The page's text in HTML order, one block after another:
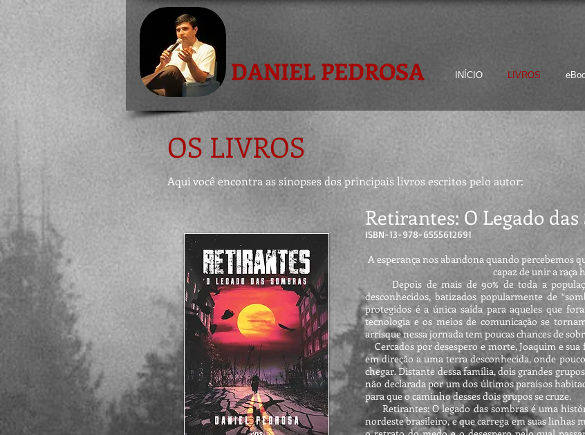
INÍCIO LIVROS
DANIEL PEDROSA
OS LIVROS
Aqui você encontra as sinopses dos principais livros escritos pelo autor:
Retirantes: O Legado das
ISBN-13-978-6555612691
A esperança nos abandona quando percebemos
capaz de unir a raça
Depois de mais de 90% de toda a
desconhecidos, batizados popularmente de
protegidos é a única saída para aqueles que
tecnologia e os meios de comunicação se
arrisque nessa jornada tem poucas chances de
Cercados por desespero e morte, Joaquim e
em direção a uma terra desconhecida, onde
chegar. Distante dessa família, dois grandes
não declarada por um dos últimos paraísos
para que o caminho desses dois grupos se cruze.
Retirantes: O legado das sombras é uma
nordeste brasileiro, e que carrega em suas linhas